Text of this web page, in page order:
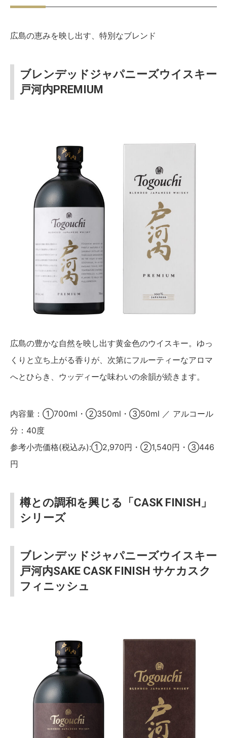
広島の恵みを映し出す、特別なブレンド
ブレンデッドジャパニーズウイスキー
戸河内PREMIUM
広島の豊かな自然を映し出す黄金色のウイスキー。ゆっ
くりと立ち上がる香りが、次第にフルーティーなアロマ
へとひらき、ウッディーな味わいの余韻が続きます。
内容量：①700ml・②350ml・③50ml ／ アルコール
分：40度
参考小売価格(税込み):①2,970円・②1,540円・③446
円
樽との調和を興じる「CASK FINISH」
シリーズ
ブレンデッドジャパニーズウイスキー
戸河内SAKE CASK FINISH サケカスク
フィニッシュ